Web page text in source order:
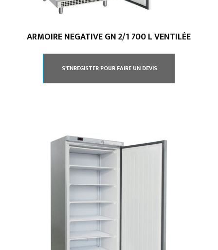
ARMOIRE NEGATIVE GN 2/1 700 L VENTILÉE
S'ENREGISTER POUR FAIRE UN DEVIS